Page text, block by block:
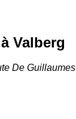
Valberg
De Guillaumes